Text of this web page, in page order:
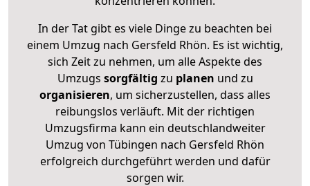
In der Tat gibt es viele Dinge zu beachten bei
einem Umzug nach Gersfeld Rhön. Es ist wichtig,
sich Zeit zu nehmen, um alle Aspekte des
Umzugs sorgfältig zu planen und zu
organisieren, um sicherzustellen, dass alles
reibungslos verläuft. Mit der richtigen
Umzugsfirma kann ein deutschlandweiter
Umzug von Tübingen nach Gersfeld Rhön
erfolgreich durchgeführt werden und dafür
sorgen wir.